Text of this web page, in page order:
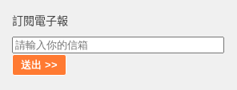
訂閱電子報